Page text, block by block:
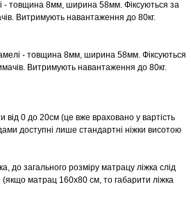
- товщина 8мм, ширина 58мм. Фіксуються за
Витримують навантаження до 80кг.
- товщина 8мм, ширина 58мм. Фіксуються
Витримують навантаження до 80кг.
від 0 до 20см (це вже враховано у вартість
доступні лише стандартні ніжки висотою
до загального розміру матрацу ліжка слід
матрац 160х80 см, то габарити ліжка